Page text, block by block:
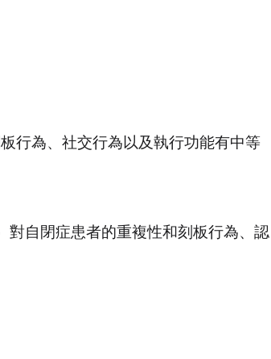
行為、社交行為以及執行功能有中等
對自閉症患者的重複性和刻板行為、認